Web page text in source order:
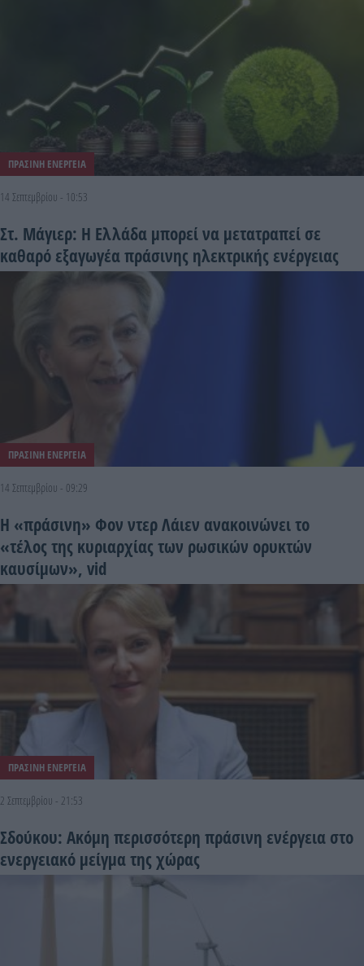
ΠΡΑΣΙΝΗ ΕΝΕΡΓΕΙΑ
14 Σεπτεμβρίου - 10:53
Στ. Μάγιερ: Η Ελλάδα μπορεί να μετατραπεί σε
καθαρό εξαγωγέα πράσινης ηλεκτρικής ενέργειας
ΠΡΑΣΙΝΗ ΕΝΕΡΓΕΙΑ
14 Σεπτεμβρίου - 09:29
Η «πράσινη» Φον ντερ Λάιεν ανακοινώνει το
«τέλος της κυριαρχίας των ρωσικών ορυκτών
καυσίμων», vid
ΠΡΑΣΙΝΗ ΕΝΕΡΓΕΙΑ
2 Σεπτεμβρίου - 21:53
Σδούκου: Ακόμη περισσότερη πράσινη ενέργεια στο
ενεργειακό μείγμα της χώρας